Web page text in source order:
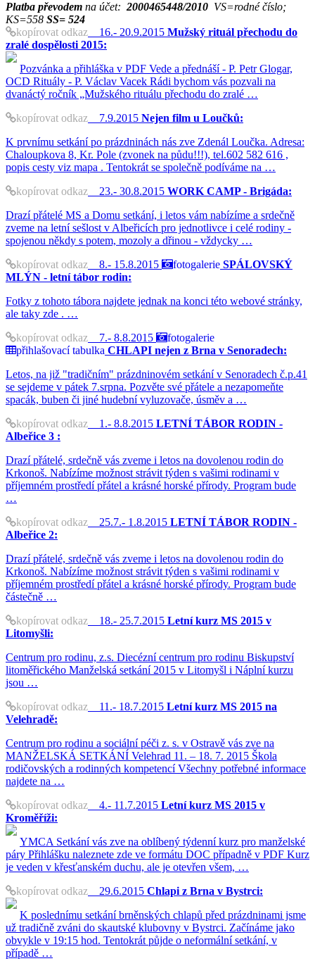
Platba převodem na účet: 2000465448/2010 VS=rodné číslo;
KS=558 SS= 524
kopírovat odkaz 16.- 20.9.2015 Mužský rituál přechodu do
zralé dospělosti 2015:
Pozvánka a přihláška v PDF Vede a přednáší - P. Petr Glogar,
OCD Rituály - P. Václav Vacek Rádi bychom vás pozvali na
dvanáctý ročník „Mužského rituálu přechodu do zralé …
kopírovat odkaz 7.9.2015 Nejen film u Loučků:
K prvnímu setkání po prázdninách nás zve Zdenál Loučka. Adresa:
Chaloupkova 8, Kr. Pole (zvonek na půdu!!!), tel.602 582 616 ,
popis cesty viz mapa . Tentokrát se společně podíváme na …
kopírovat odkaz 23.- 30.8.2015 WORK CAMP - Brigáda:
Drazí přátelé MS a Domu setkání, i letos vám nabízíme a srdečně
zveme na letní sešlost v Albeřicích pro jednotlivce i celé rodiny -
spojenou někdy s potem, mozoly a dřinou - vždycky …
kopírovat odkaz 8.- 15.8.2015 fotogalerie SPÁLOVSKÝ
MLÝN - letní tábor rodin:
Fotky z tohoto tábora najdete jednak na konci této webové stránky,
ale taky zde . …
kopírovat odkaz 7.- 8.8.2015
fotogalerie
přihlašovací tabulka CHLAPI nejen z Brna v Senoradech:
Letos, na již "tradičním" prázdninovém setkání v Senoradech č.p.41
se sejdeme v pátek 7.srpna. Pozvěte své přátele a nezapomeňte
spacák, buben či jiné hudební vyluzovače, úsměv a …
kopírovat odkaz 1.- 8.8.2015 LETNÍ TÁBOR RODIN -
Albeřice 3 :
Drazí přátelé, srdečně vás zveme i letos na dovolenou rodin do
Krkonoš. Nabízíme možnost strávit týden s vašimi rodinami v
příjemném prostředí přátel a krásné horské přírody. Program bude
…
kopírovat odkaz 25.7.- 1.8.2015 LETNÍ TÁBOR RODIN -
Albeřice 2:
Drazí přátelé, srdečně vás zveme i letos na dovolenou rodin do
Krkonoš. Nabízíme možnost strávit týden s vašimi rodinami v
příjemném prostředí přátel a krásné horské přírody. Program bude
částečně …
kopírovat odkaz 18.- 25.7.2015 Letní kurz MS 2015 v
Litomyšli:
Centrum pro rodinu, z.s. Diecézní centrum pro rodinu Biskupství
litoměřického Manželská setkání 2015 v Litomyšl i Náplní kurzu
jsou …
kopírovat odkaz 11.- 18.7.2015 Letní kurz MS 2015 na
Velehradě:
Centrum pro rodinu a sociální péči z. s. v Ostravě vás zve na
MANŽELSKÁ SETKÁNÍ Velehrad 11. – 18. 7. 2015 Škola
rodičovských a rodinných kompetencí Všechny potřebné informace
najdete na …
kopírovat odkaz 4.- 11.7.2015 Letní kurz MS 2015 v
Kroměříži:
YMCA Setkání vás zve na oblíbený týdenní kurz pro manželské
páry Přihlášku naleznete zde ve formátu DOC případně v PDF Kurz
je veden v křesťanském duchu, ale je otevřen všem, …
kopírovat odkaz 29.6.2015 Chlapi z Brna v Bystrci:
K poslednímu setkání brněnských chlapů před prázdninami jsme
už tradičně zváni do skautské klubovny v Bystrci. Začínáme jako
obvykle v 19:15 hod. Tentokrát půjde o neformální setkání, v
případě …